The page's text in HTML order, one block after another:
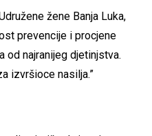
žene Banja Luka,
prevencije i procjene
od najranijeg djetinjstva.
izvršioce nasilja.”